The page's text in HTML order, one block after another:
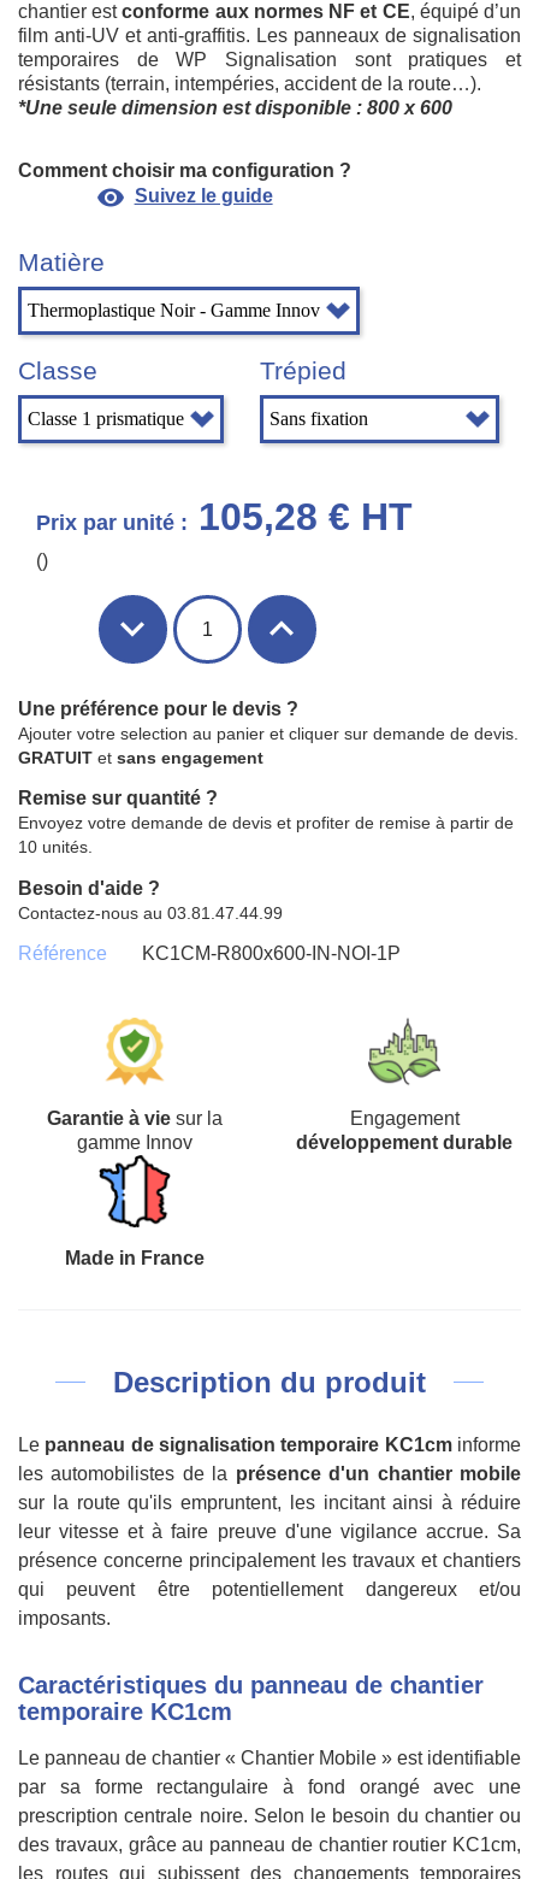
chantier estconforme aux normes NF et CE, équipé d’un
film anti-UV et anti-graffitis. Les panneaux de signalisation
temporaires de WP Signalisation sont pratiques et
résistants (terrain, intempéries, accident de la route…).
*Une seule dimension est disponible : 800 x 600
Comment choisir ma configuration ?
visibility Suivez le guide
Matière
Classe Trépied
Prix par unité : 105,28 € HT
()
Une préférence pour le devis ?
Ajouter votre selection au panier et cliquer sur demande de devis.
GRATUIT et sans engagement
Remise sur quantité ?
Envoyez votre demande de devis et profiter de remise à partir de
10 unités.
Besoin d'aide ?
Contactez-nous au 03.81.47.44.99
Référence KC1CM-R800x600-IN-NOI-1P
Garantie à vie sur la
gamme Innov
Engagement
développement durable
Made in France
Description du produit
Le panneau de signalisation temporaire KC1cminforme
les automobilistes de la présence d'un chantier mobile
sur la route qu'ils empruntent, les incitant ainsi à réduire
leur vitesse et à faire preuve d'une vigilance accrue. Sa
présence concerne principalement les travaux et chantiers
qui peuvent être potentiellement dangereux et/ou
imposants.
Caractéristiques du panneau de chantier
temporaire KC1cm
Le panneau de chantier « Chantier Mobile » est identifiable
par sa forme rectangulaire à fond orangé avec une
prescription centrale noire. Selon le besoin du chantier ou
des travaux, grâce au panneau de chantier routier KC1cm,
les routes qui subissent des changements temporaires